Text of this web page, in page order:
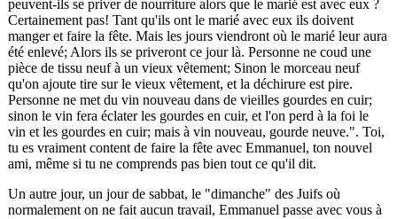
peuvent-ils se priver de nourriture alors que le marié est avec eux ?
Certainement pas! Tant qu'ils ont le marié avec eux ils doivent
manger et faire la fête. Mais les jours viendront où le marié leur aura
été enlevé; Alors ils se priveront ce jour là. Personne ne coud une
pièce de tissu neuf à un vieux vêtement; Sinon le morceau neuf
qu'on ajoute tire sur le vieux vêtement, et la déchirure est pire.
Personne ne met du vin nouveau dans de vieilles gourdes en cuir;
sinon le vin fera éclater les gourdes en cuir, et l'on perd à la foi le
vin et les gourdes en cuir; mais à vin nouveau, gourde neuve.". Toi,
tu es vraiment content de faire la fête avec Emmanuel, ton nouvel
ami, même si tu ne comprends pas bien tout ce qu'il dit.
Un autre jour, un jour de sabbat, le "dimanche" des Juifs où
normalement on ne fait aucun travail, Emmanuel passe avec vous à